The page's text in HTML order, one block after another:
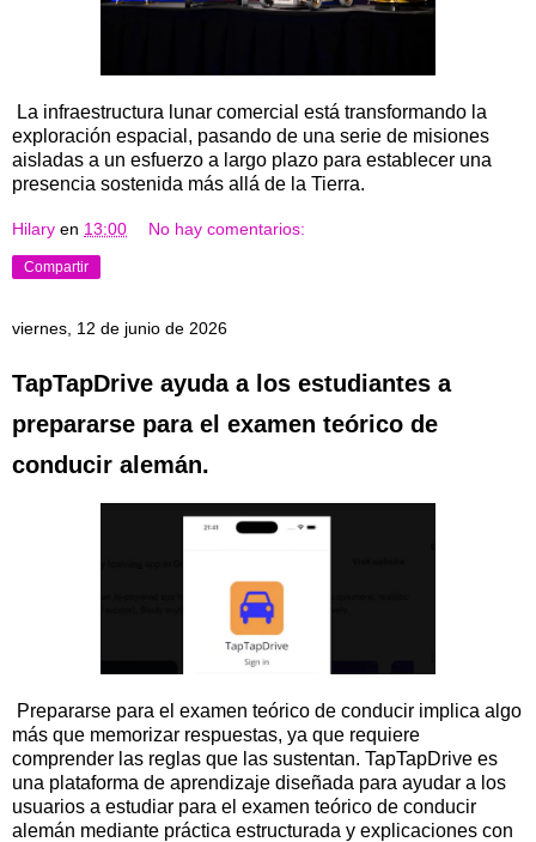
La infraestructura lunar comercial está transformando la
exploración espacial, pasando de una serie de misiones
aisladas a un esfuerzo a largo plazo para establecer una
presencia sostenida más allá de la Tierra.
Hilary en 13:00 No hay comentarios:
Compartir
viernes, 12 de junio de 2026
TapTapDrive ayuda a los estudiantes a
prepararse para el examen teórico de
conducir alemán.
Prepararse para el examen teórico de conducir implica algo
más que memorizar respuestas, ya que requiere
comprender las reglas que las sustentan. TapTapDrive es
una plataforma de aprendizaje diseñada para ayudar a los
usuarios a estudiar para el examen teórico de conducir
alemán mediante práctica estructurada y explicaciones con